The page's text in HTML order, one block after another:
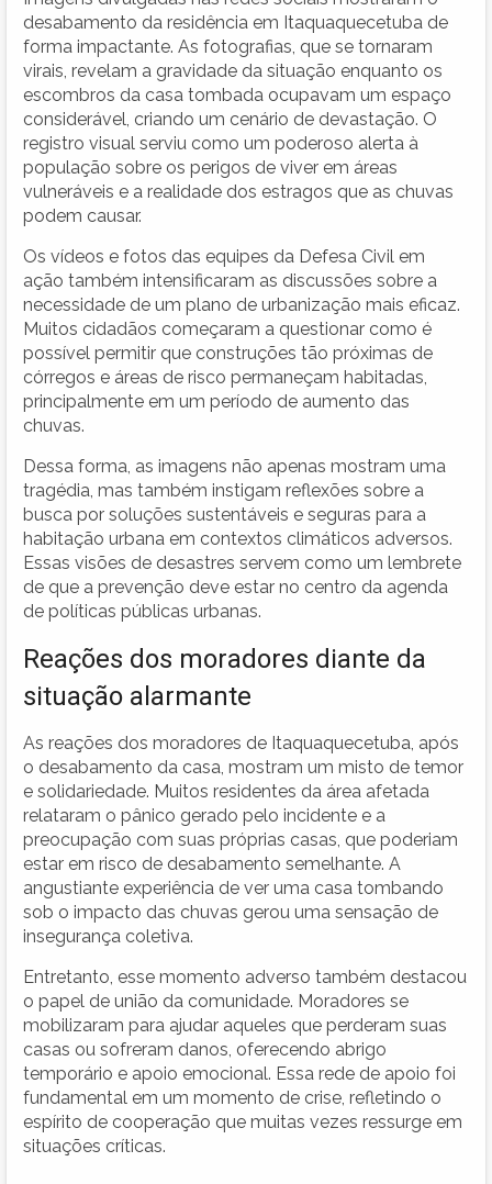
desabamento da residência em Itaquaquecetuba de
forma impactante. As fotografias, que se tornaram
virais, revelam a gravidade da situação enquanto os
escombros da casa tombada ocupavam um espaço
considerável, criando um cenário de devastação. O
registro visual serviu como um poderoso alerta à
população sobre os perigos de viver em áreas
vulneráveis e a realidade dos estragos que as chuvas
podem causar.
Os vídeos e fotos das equipes da Defesa Civil em
ação também intensificaram as discussões sobre a
necessidade de um plano de urbanização mais eficaz.
Muitos cidadãos começaram a questionar como é
possível permitir que construções tão próximas de
córregos e áreas de risco permaneçam habitadas,
principalmente em um período de aumento das
chuvas.
Dessa forma, as imagens não apenas mostram uma
tragédia, mas também instigam reflexões sobre a
busca por soluções sustentáveis e seguras para a
habitação urbana em contextos climáticos adversos.
Essas visões de desastres servem como um lembrete
de que a prevenção deve estar no centro da agenda
de políticas públicas urbanas.
Reações dos moradores diante da
situação alarmante
As reações dos moradores de Itaquaquecetuba, após
o desabamento da casa, mostram um misto de temor
e solidariedade. Muitos residentes da área afetada
relataram o pânico gerado pelo incidente e a
preocupação com suas próprias casas, que poderiam
estar em risco de desabamento semelhante. A
angustiante experiência de ver uma casa tombando
sob o impacto das chuvas gerou uma sensação de
insegurança coletiva.
Entretanto, esse momento adverso também destacou
o papel de união da comunidade. Moradores se
mobilizaram para ajudar aqueles que perderam suas
casas ou sofreram danos, oferecendo abrigo
temporário e apoio emocional. Essa rede de apoio foi
fundamental em um momento de crise, refletindo o
espírito de cooperação que muitas vezes ressurge em
situações críticas.